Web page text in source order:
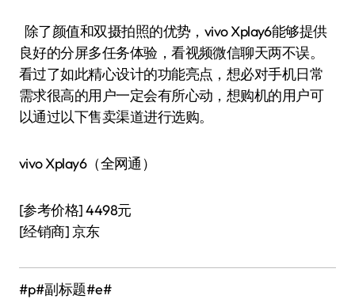
除了颜值和双摄拍照的优势，vivo Xplay6能够提供
良好的分屏多任务体验，看视频微信聊天两不误。
看过了如此精心设计的功能亮点，想必对手机日常
需求很高的用户一定会有所心动，想购机的用户可
以通过以下售卖渠道进行选购。
vivo Xplay6（全网通）
[参考价格] 4498元
[经销商] 京东
#p#副标题#e#